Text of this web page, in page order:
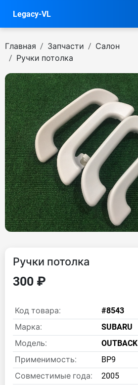
Legacy-VL
Главная Запчасти
Салон
Ручки потолка
Ручки потолка
300 ₽
Код товара:
#8543
Марка:
SUBARU
Модель:
OUTBACK
Применимость:
BP9
Совместимые года:
2005